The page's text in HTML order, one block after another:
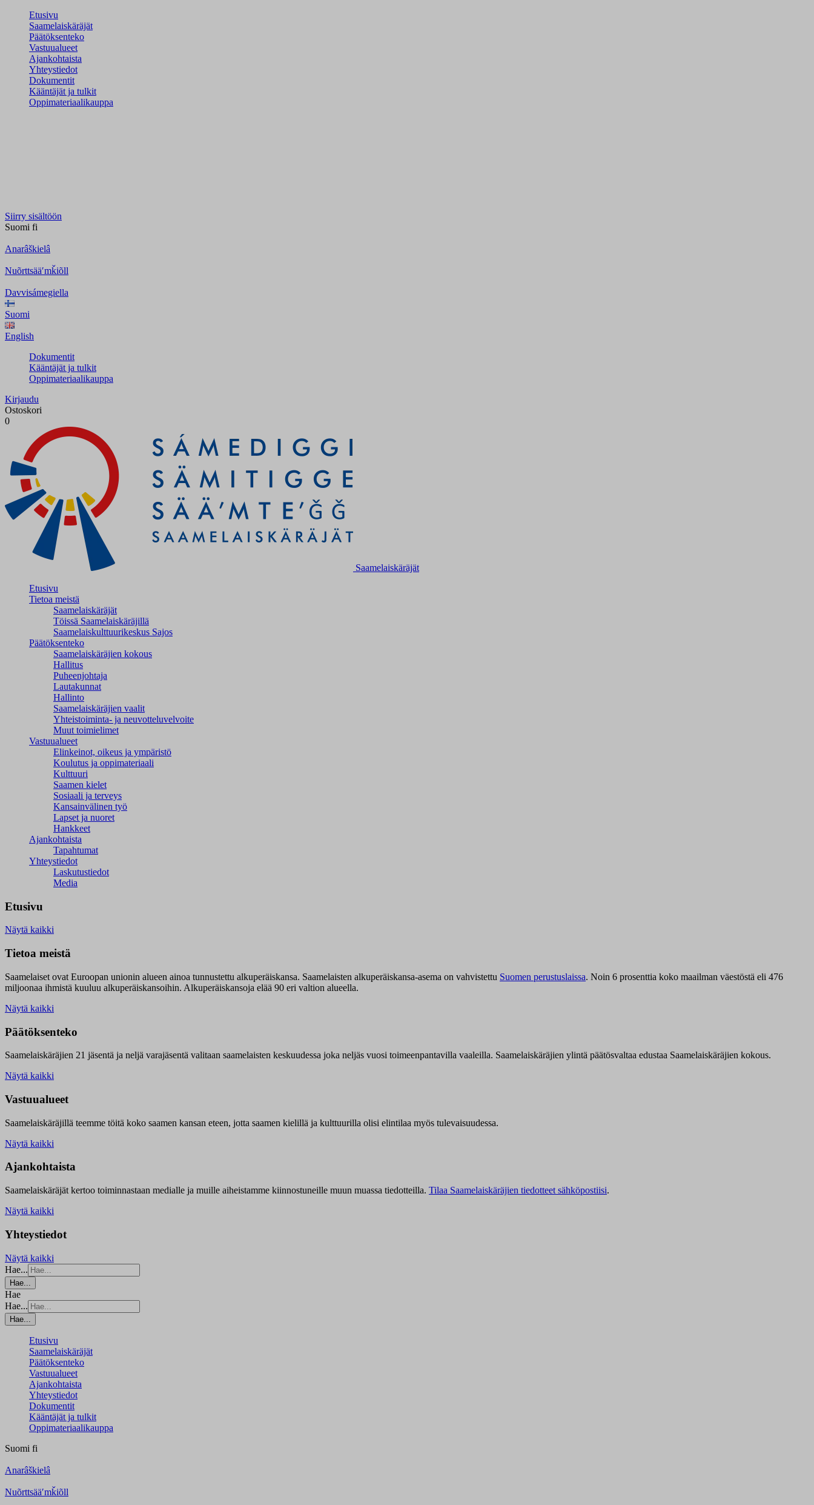
Etusivu
Saamelaiskäräjät
Päätöksenteko
Vastuualueet
Ajankohtaista
Yhteystiedot
Dokumentit
Kääntäjät ja tulkit
Oppimateriaalikauppa
Siirry sisältöön
Suomi fi
Anarâškielâ
Nuõrttsääʹmǩiõll
Davvisámegiella
Suomi
English
Dokumentit
Kääntäjät ja tulkit
Oppimateriaalikauppa
Kirjaudu
Ostoskori
0
Saamelaiskäräjät
Etusivu
Tietoa meistä
Saamelaiskäräjät
Töissä Saamelaiskäräjillä
Saamelaiskulttuuri­keskus Sajos
Päätöksenteko
Saamelaiskäräjien kokous
Hallitus
Puheenjohtaja
Lautakunnat
Hallinto
Saamelaiskäräjien vaalit
Yhteistoiminta- ja neuvotteluvelvoite
Muut toimielimet
Vastuualueet
Elinkeinot, oikeus ja ympäristö
Koulutus ja oppimateriaali
Kulttuuri
Saamen kielet
Sosiaali ja terveys
Kansainvälinen työ
Lapset ja nuoret
Hankkeet
Ajankohtaista
Tapahtumat
Yhteystiedot
Laskutustiedot
Media
Etusivu
Näytä kaikki
Tietoa meistä
Saamelaiset ovat Euroopan unionin alueen ainoa tunnustettu alkuperäiskansa. Saamelaisten alkuperäiskansa-asema on vahvistettu Suomen perustuslaissa. Noin 6 prosenttia koko maailman väestöstä eli 476
miljoonaa ihmistä kuuluu alkuperäiskansoihin. Alkuperäiskansoja elää 90 eri valtion alueella.
Näytä kaikki
Päätöksenteko
Saamelaiskäräjien 21 jäsentä ja neljä varajäsentä valitaan saamelaisten keskuudessa joka neljäs vuosi toimeenpantavilla vaaleilla. Saamelaiskäräjien ylintä päätösvaltaa edustaa Saamelaiskäräjien kokous.
Näytä kaikki
Vastuualueet
Saamelaiskäräjillä teemme töitä koko saamen kansan eteen, jotta saamen kielillä ja kulttuurilla olisi elintilaa myös tulevaisuudessa.
Näytä kaikki
Ajankohtaista
Saamelaiskäräjät kertoo toiminnastaan medialle ja muille aiheistamme kiinnostuneille muun muassa tiedotteilla. Tilaa Saamelaiskäräjien tiedotteet sähköpostiisi.
Näytä kaikki
Yhteystiedot
Näytä kaikki
Hae...
Hae...
Hae
Hae...
Hae...
Etusivu
Saamelaiskäräjät
Päätöksenteko
Vastuualueet
Ajankohtaista
Yhteystiedot
Dokumentit
Kääntäjät ja tulkit
Oppimateriaalikauppa
Suomi fi
Anarâškielâ
Nuõrttsääʹmǩiõll